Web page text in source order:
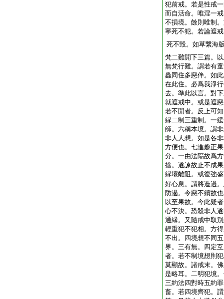
犯前戒。若是性戒
而自活命。唯淫一
不損境。餘則唯制
寧死不犯。若論遮
死不毀。如草繋海
梵二難開下三篇。
無梵行難。謂若有
蟲同住多惡伴。如
在此住。必爲我淨
去。準此以言。對
就遮戒中。或是遮
若不開者。反上可
縁二制三重制。一
師。六稱本境。謂
非人人想。如是各
方便也。七進趣正
分。一由法隔故爲
捨。遂諫故止不成
縁壞離阻。或復強
好心息。謂將造過
防遏。令惡不續故
以至果故。今此疑
心不決。恐殺非人
通縁。又隨戒中取
輕重犯不犯相。方
不出。四境想不同
界。三有無。四定
者。若不制境想則
莫顯故。諸戒末。
是略耳。二明犯境
三約法四對時五約
畜。若四境齊犯。